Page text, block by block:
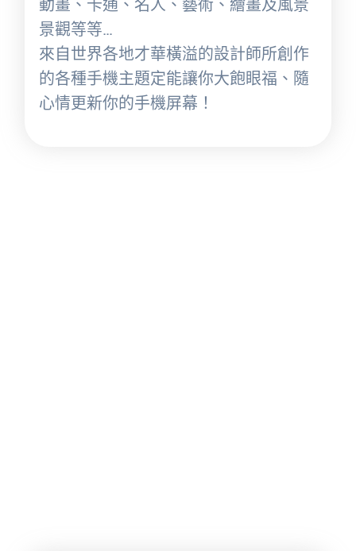
景觀等等…
來自世界各地才華橫溢的設計師所創作
的各種手機主題定能讓你大飽眼福、隨
心情更新你的手機屏幕！